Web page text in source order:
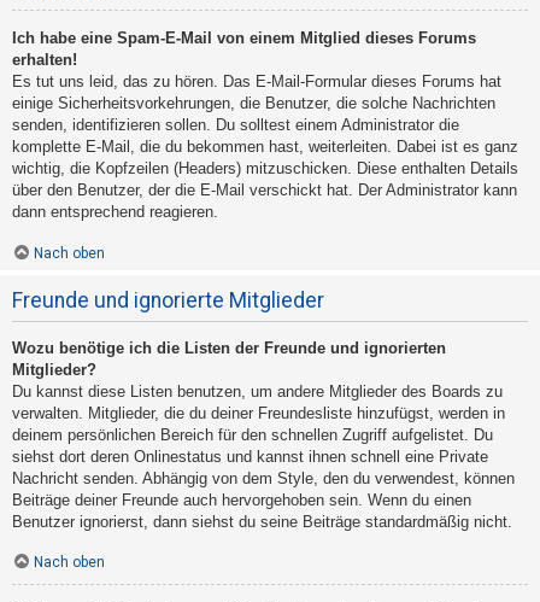
Ich habe eine Spam-E-Mail von einem Mitglied dieses Forums
erhalten!
Es tut uns leid, das zu hören. Das E-Mail-Formular dieses Forums hat
einige Sicherheitsvorkehrungen, die Benutzer, die solche Nachrichten
senden, identifizieren sollen. Du solltest einem Administrator die
komplette E-Mail, die du bekommen hast, weiterleiten. Dabei ist es ganz
wichtig, die Kopfzeilen (Headers) mitzuschicken. Diese enthalten Details
über den Benutzer, der die E-Mail verschickt hat. Der Administrator kann
dann entsprechend reagieren.
Nach oben
Freunde und ignorierte Mitglieder
Wozu benötige ich die Listen der Freunde und ignorierten
Mitglieder?
Du kannst diese Listen benutzen, um andere Mitglieder des Boards zu
verwalten. Mitglieder, die du deiner Freundesliste hinzufügst, werden in
deinem persönlichen Bereich für den schnellen Zugriff aufgelistet. Du
siehst dort deren Onlinestatus und kannst ihnen schnell eine Private
Nachricht senden. Abhängig von dem Style, den du verwendest, können
Beiträge deiner Freunde auch hervorgehoben sein. Wenn du einen
Benutzer ignorierst, dann siehst du seine Beiträge standardmäßig nicht.
Nach oben